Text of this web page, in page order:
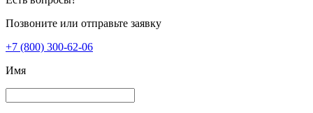
Позвоните или отправьте заявку
+7 (800) 300-62-06
Имя